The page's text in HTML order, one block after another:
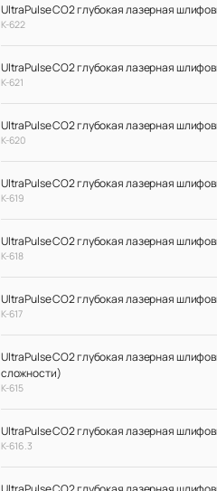
UltraPulse CO2 глубокая лазерная
К-622
UltraPulse CO2 глубокая лазерная
К-621
UltraPulse CO2 глубокая лазерная
К-620
UltraPulse CO2 глубокая лазерная
К-619
UltraPulse CO2 глубокая лазерная
К-618
UltraPulse CO2 глубокая лазерная
К-617
UltraPulse CO2 глубокая лазерная
сложности)
К-615
UltraPulse CO2 глубокая лазерная
К-616.3